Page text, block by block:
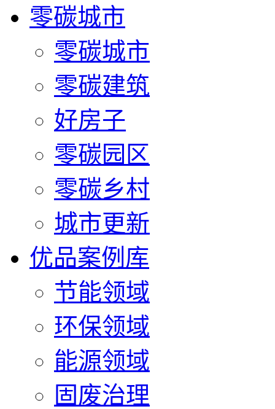
零碳城市
零碳城市
零碳建筑
好房子
零碳园区
零碳乡村
城市更新
优品案例库
节能领域
环保领域
能源领域
固废治理